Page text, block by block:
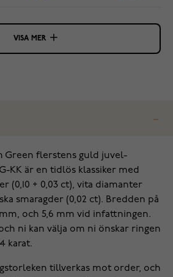
VISA MER
Green flerstens guld juvel-
KK är en tidlös klassiker med
(0,10 + 0,03 ct), vita diamanter
smaragder (0,02 ct). Bredden på
mm, och 5,6 mm vid infattningen.
ni kan välja om ni önskar ringen
karat.
tillverkas mot order, och